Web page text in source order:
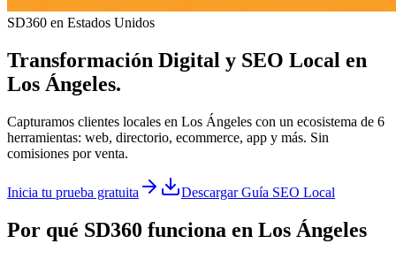
SD360 en Estados Unidos
Transformación Digital y SEO Local en
Los Ángeles.
Capturamos clientes locales en Los Ángeles con un ecosistema de 6
herramientas: web, directorio, ecommerce, app y más. Sin
comisiones por venta.
Inicia tu prueba gratuita Descargar Guía SEO Local
Por qué SD360 funciona en Los Ángeles